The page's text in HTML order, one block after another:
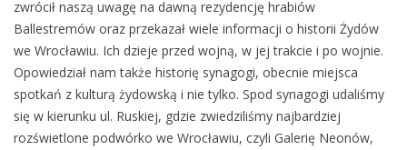
zwrócił naszą uwagę na dawną rezydencję hrabiów
Ballestremów oraz przekazał wiele informacji o historii Żydów
we Wrocławiu. Ich dzieje przed wojną, w jej trakcie i po wojnie.
Opowiedział nam także historię synagogi, obecnie miejsca
spotkań z kulturą żydowską i nie tylko. Spod synagogi udaliśmy
się w kierunku ul. Ruskiej, gdzie zwiedziliśmy najbardziej
rozświetlone podwórko we Wrocławiu, czyli Galerię Neonów,